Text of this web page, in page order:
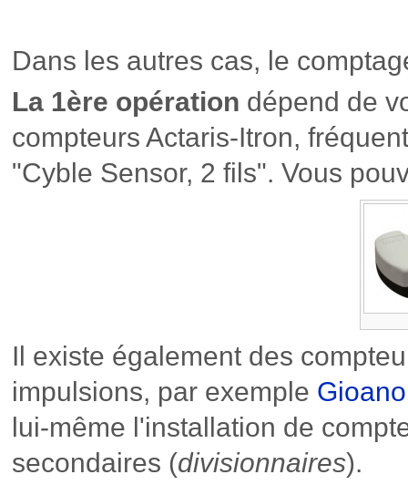
Dans les autres cas, le
La 1ère opération dépend de
compteurs Actaris-Itron,
"Cyble Sensor, 2 fils". Vous
Il existe également des
impulsions, par exemple
lui-même l'installation de
secondaires (divisionnaires).